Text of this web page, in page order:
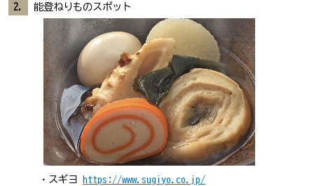
能登ねりものスポット
スギヨ https://www.sugiyo.co.jp/